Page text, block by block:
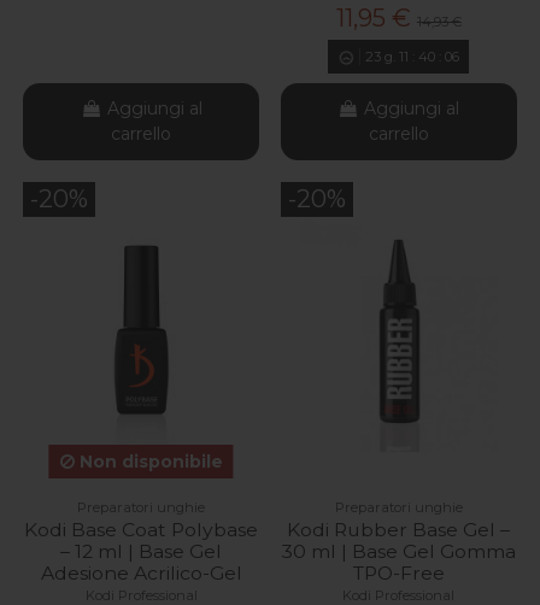
Aggiungi al
carrello
11,95 € 14,93 €
23g. 11: 40: 04
Aggiungi al
carrello
-20%
Non disponibile
Preparatori unghie
Kodi Base Coat Polybase
– 12 ml | Base Gel
Adesione Acrilico-Gel
Kodi Professional
-20%
Preparatori unghie
Kodi Rubber Base Gel –
30 ml | Base Gel Gomma
TPO-Free
Kodi Professional